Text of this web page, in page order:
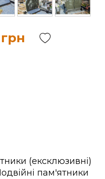
грн
(ексклюзивні)
пам'ятники